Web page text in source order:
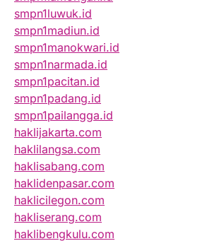
smpn1luwuk.id
smpn1madiun.id
smpn1manokwari.id
smpn1narmada.id
smpn1pacitan.id
smpn1padang.id
smpn1pailangga.id
haklijakarta.com
haklilangsa.com
haklisabang.com
haklidenpasar.com
haklicilegon.com
hakliserang.com
haklibengkulu.com